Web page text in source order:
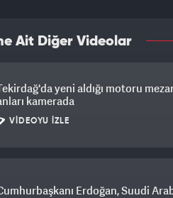
Ait Diğer Videolar
yeni aldığı motoru
kamerada
VIDEOYU İZLE
Erdoğan, Suudi